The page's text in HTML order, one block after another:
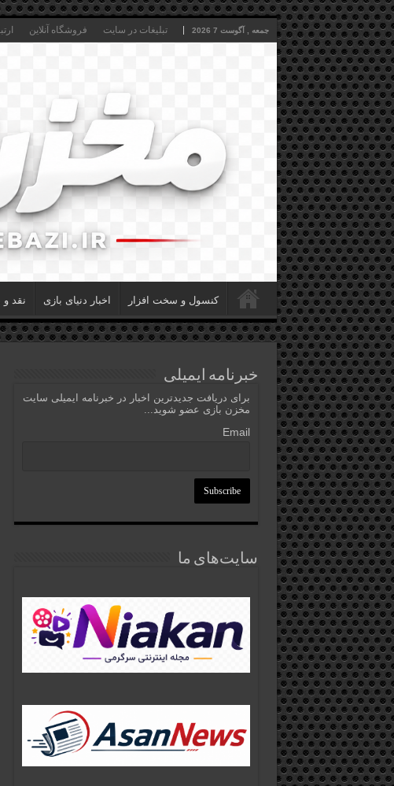
جمعه , آگوست 7 2026 تبلیغات در سایت فروشگاه آنلاین
کنسول و سخت افزار اخبار دنیای بازی نقد
خبرنامه ایمیلی
برای دریافت جدیدترین اخبار در خبرنامه ایمیلی سایت
مخزن بازی عضو شوید...
Email
سایت‌های ما